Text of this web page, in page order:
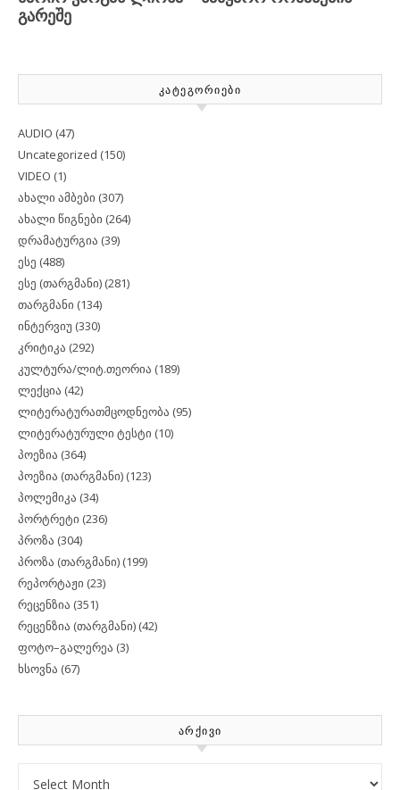
ᲙᲐᲢᲔᲒᲝᲠᲘᲔᲑᲘ
AUDIO (47)
Uncategorized (150)
VIDEO (1)
ახალი ამბები (307)
ახალი წიგნები (264)
დრამატურგია (39)
ესე (488)
ესე (თარგმანი) (281)
თარგმანი (134)
ინტერვიუ (330)
კრიტიკა (292)
კულტურა/ლიტ.თეორია (189)
ლექცია (42)
ლიტერატურათმცოდნეობა (95)
ლიტერატურული ტესტი (10)
პოეზია (364)
პოეზია (თარგმანი) (123)
პოლემიკა (34)
პორტრეტი (236)
პროზა (304)
პროზა (თარგმანი) (199)
რეპორტაჟი (23)
რეცენზია (351)
რეცენზია (თარგმანი) (42)
ფოტო–გალერეა (3)
ხსოვნა (67)
ᲐᲠᲥᲘᲕᲘ